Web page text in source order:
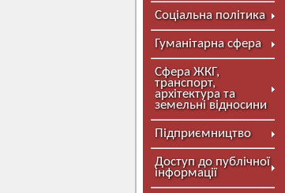
Соціальна політика
Гуманітарна сфера
Сфера ЖКГ,
транспорт,
архітектура та
земельні відносини
Підприємництво
Доступ до публічної
інформації